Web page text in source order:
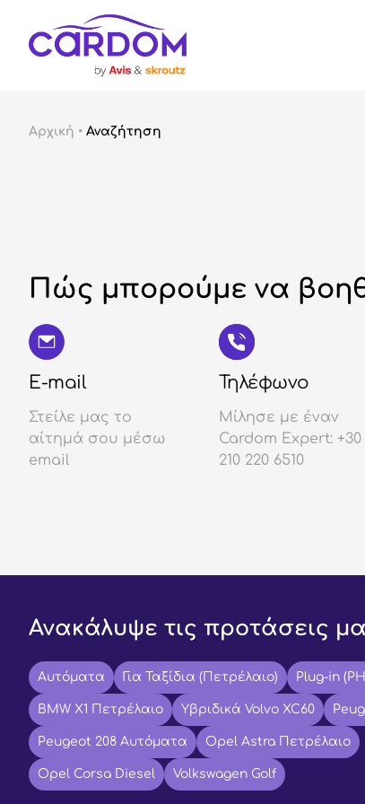
Αρχική • Αναζήτηση
Πώς μπορούμε να
E-mail
Στείλε μας το
αίτημά σου μέσω
email
Τηλέφωνο
Μίλησε με έναν
Cardom Expert: +30
210 220 6510
Ανακάλυψε τις προτάσεις
Αυτόματα Για Ταξίδια (Πετρέλαιο) Plug-in
BMW X1 Πετρέλαιο Υβριδικά Volvo XC60
Peugeot 208 Αυτόματα Opel Astra Πετρέλαιο
Opel Corsa Diesel Volkswagen Golf